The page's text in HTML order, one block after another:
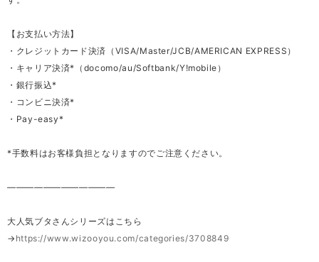
【お支払い方法】
・クレジットカード決済（VISA/Master/JCB/AMERICAN EXPRESS）
・キャリア決済*（docomo/au/Softbank/Y!mobile）
・銀行振込*
・コンビニ決済*
・Pay-easy*
*手数料はお客様負担となりますのでご注意ください。
————————————
大人気ブタさんシリーズはこちら
→ https://www.wizooyou.com/categories/3708849